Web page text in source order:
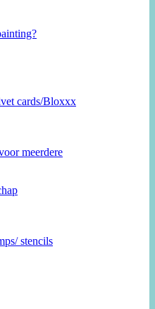
cards/Bloxxx
meerdere
stencils